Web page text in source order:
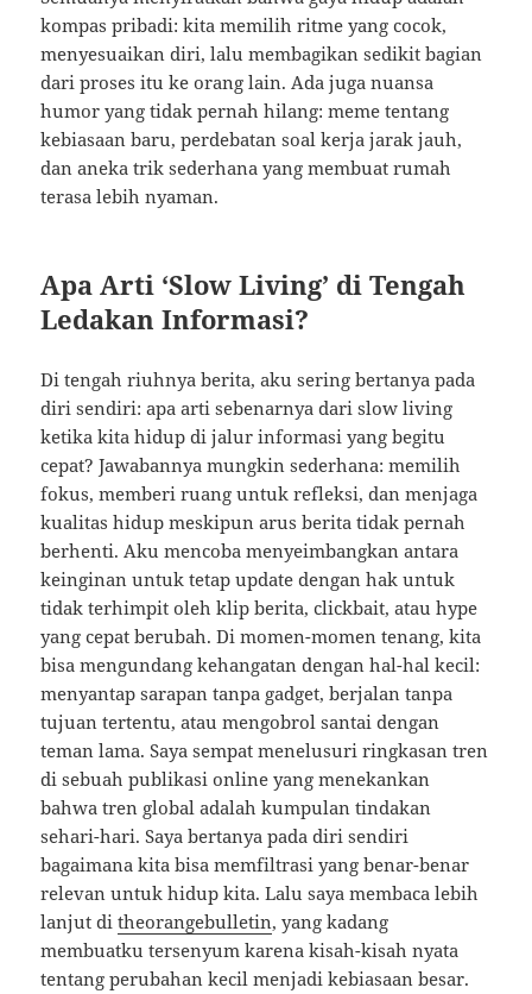
kompas pribadi: kita memilih ritme yang cocok,
menyesuaikan diri, lalu membagikan sedikit bagian
dari proses itu ke orang lain. Ada juga nuansa
humor yang tidak pernah hilang: meme tentang
kebiasaan baru, perdebatan soal kerja jarak jauh,
dan aneka trik sederhana yang membuat rumah
terasa lebih nyaman.
Apa Arti ‘Slow Living’ di Tengah
Ledakan Informasi?
Di tengah riuhnya berita, aku sering bertanya pada
diri sendiri: apa arti sebenarnya dari slow living
ketika kita hidup di jalur informasi yang begitu
cepat? Jawabannya mungkin sederhana: memilih
fokus, memberi ruang untuk refleksi, dan menjaga
kualitas hidup meskipun arus berita tidak pernah
berhenti. Aku mencoba menyeimbangkan antara
keinginan untuk tetap update dengan hak untuk
tidak terhimpit oleh klip berita, clickbait, atau hype
yang cepat berubah. Di momen-momen tenang, kita
bisa mengundang kehangatan dengan hal-hal kecil:
menyantap sarapan tanpa gadget, berjalan tanpa
tujuan tertentu, atau mengobrol santai dengan
teman lama. Saya sempat menelusuri ringkasan tren
di sebuah publikasi online yang menekankan
bahwa tren global adalah kumpulan tindakan
sehari-hari. Saya bertanya pada diri sendiri
bagaimana kita bisa memfiltrasi yang benar-benar
relevan untuk hidup kita. Lalu saya membaca lebih
lanjut ditheorangebulletin, yang kadang
membuatku tersenyum karena kisah-kisah nyata
tentang perubahan kecil menjadi kebiasaan besar.